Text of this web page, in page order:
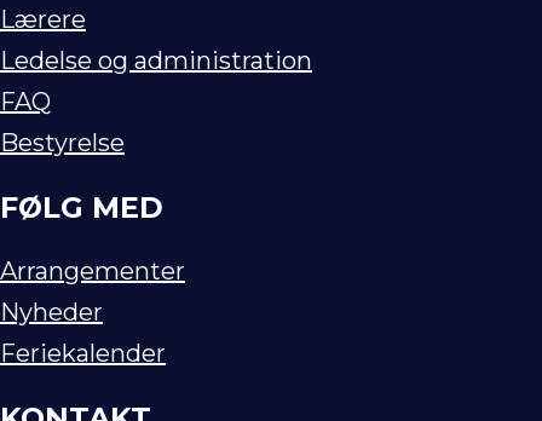
Lærere
Ledelse og administration
FAQ
Bestyrelse
FØLG MED
Arrangementer
Nyheder
Feriekalender